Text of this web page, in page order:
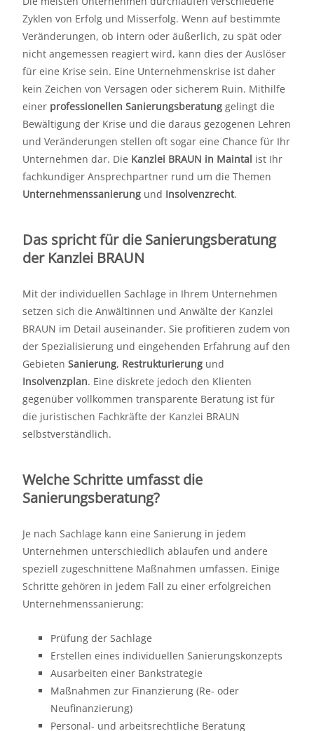
Zyklen von Erfolg und Misserfolg. Wenn auf bestimmte
Veränderungen, ob intern oder äußerlich, zu spät oder
nicht angemessen reagiert wird, kann dies der Auslöser
für eine Krise sein. Eine Unternehmenskrise ist daher
kein Zeichen von Versagen oder sicherem Ruin. Mithilfe
einer professionellen Sanierungsberatung gelingt die
Bewältigung der Krise und die daraus gezogenen Lehren
und Veränderungen stellen oft sogar eine Chance für Ihr
Unternehmen dar. Die Kanzlei BRAUN in Maintal ist Ihr
fachkundiger Ansprechpartner rund um die Themen
Unternehmenssanierung und Insolvenzrecht.
Das spricht für die Sanierungsberatung
der Kanzlei BRAUN
Mit der individuellen Sachlage in Ihrem Unternehmen
setzen sich die Anwältinnen und Anwälte der Kanzlei
BRAUN im Detail auseinander. Sie profitieren zudem von
der Spezialisierung und eingehenden Erfahrung auf den
Gebieten Sanierung, Restrukturierung und
Insolvenzplan. Eine diskrete jedoch den Klienten
gegenüber vollkommen transparente Beratung ist für
die juristischen Fachkräfte der Kanzlei BRAUN
selbstverständlich.
Welche Schritte umfasst die
Sanierungsberatung?
Je nach Sachlage kann eine Sanierung in jedem
Unternehmen unterschiedlich ablaufen und andere
speziell zugeschnittene Maßnahmen umfassen. Einige
Schritte gehören in jedem Fall zu einer erfolgreichen
Unternehmenssanierung:
Prüfung der Sachlage
Erstellen eines individuellen Sanierungskonzepts
Ausarbeiten einer Bankstrategie
Maßnahmen zur Finanzierung (Re- oder
Neufinanzierung)
Personal- und arbeitsrechtliche Beratung